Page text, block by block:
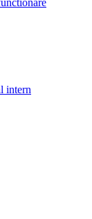
intern